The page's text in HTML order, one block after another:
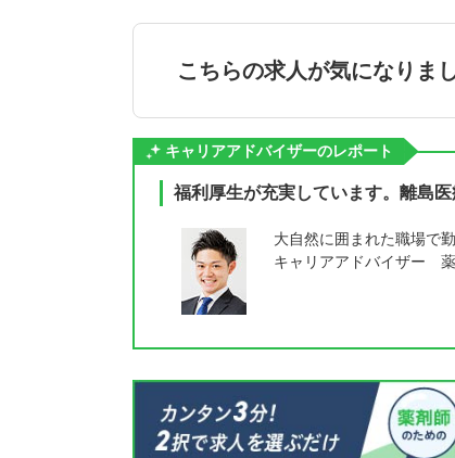
こちらの求人が気になりま
キャリアアドバイザーのレポート
福利厚生が充実しています。離島
大自然に囲まれた職場で
キャリアアドバイザー